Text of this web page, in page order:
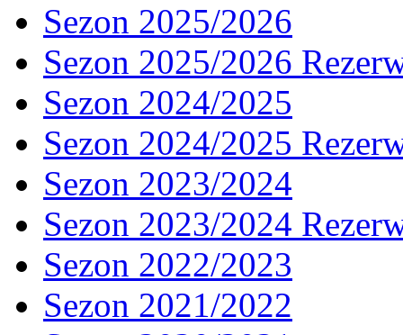
Sezon 2025/2026
Sezon 2025/2026
Sezon 2024/2025
Sezon 2024/2025
Sezon 2023/2024
Sezon 2023/2024
Sezon 2022/2023
Sezon 2021/2022